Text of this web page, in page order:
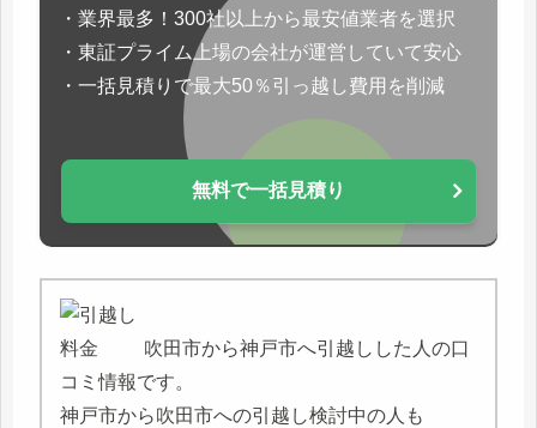
・業界最多！300社以上から最安値業者を選択
・東証プライム上場の会社が運営していて安心
・一括見積りで最大50％引っ越し費用を削減
無料で一括見積り
吹田市から神戸市へ引越しした人の口
コミ情報です。
神戸市から吹田市への引越し検討中の人も